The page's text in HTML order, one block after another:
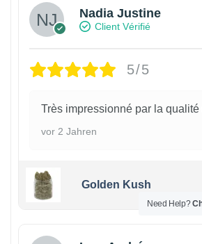
Nadia Justine
Client Vérifié
5/5
Très impressionné par la qualité
vor 2 Jahren
Golden Kush
Need Help?